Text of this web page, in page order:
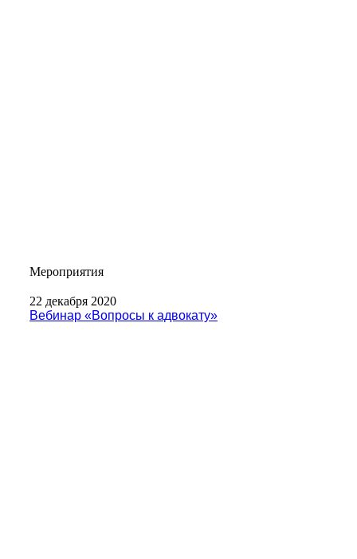
Мероприятия
22 декабря 2020
Вебинар «Вопросы к адвокату»